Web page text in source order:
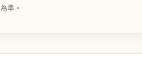
準。